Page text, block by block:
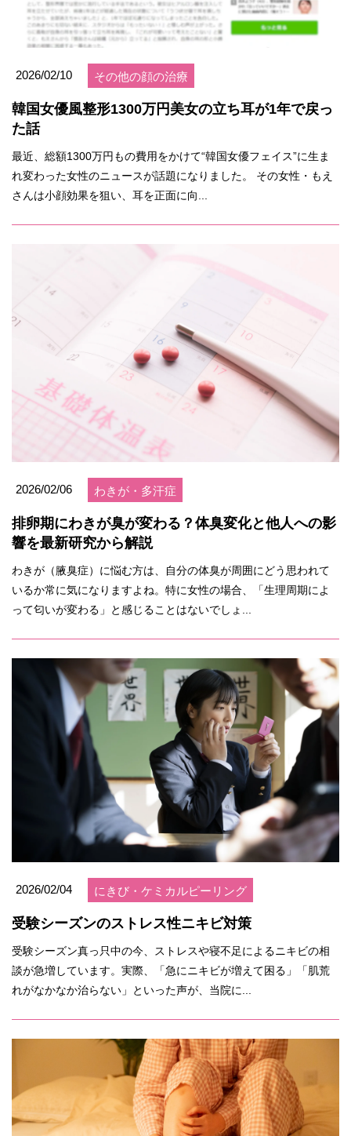
2026/02/10 その他の顔の治療
韓国女優風整形1300万円美女の立ち耳が1年で戻っ
た話
最近、総額1300万円もの費用をかけて“韓国女優フェイス”に生ま
れ変わった女性のニュースが話題になりました。 その女性・もえ
さんは小顔効果を狙い、耳を正面に向...
2026/02/06 わきが・多汗症
排卵期にわきが臭が変わる？体臭変化と他人への影
響を最新研究から解説
わきが（腋臭症）に悩む方は、自分の体臭が周囲にどう思われて
いるか常に気になりますよね。特に女性の場合、「生理周期によ
って匂いが変わる」と感じることはないでしょ...
2026/02/04 にきび・ケミカルピーリング
受験シーズンのストレス性ニキビ対策
受験シーズン真っ只中の今、ストレスや寝不足によるニキビの相
談が急増しています。実際、「急にニキビが増えて困る」「肌荒
れがなかなか治らない」といった声が、当院に...